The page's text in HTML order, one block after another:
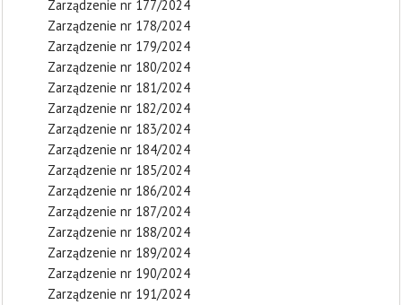
Zarządzenie nr 177/2024
Zarządzenie nr 178/2024
Zarządzenie nr 179/2024
Zarządzenie nr 180/2024
Zarządzenie nr 181/2024
Zarządzenie nr 182/2024
Zarządzenie nr 183/2024
Zarządzenie nr 184/2024
Zarządzenie nr 185/2024
Zarządzenie nr 186/2024
Zarządzenie nr 187/2024
Zarządzenie nr 188/2024
Zarządzenie nr 189/2024
Zarządzenie nr 190/2024
Zarządzenie nr 191/2024